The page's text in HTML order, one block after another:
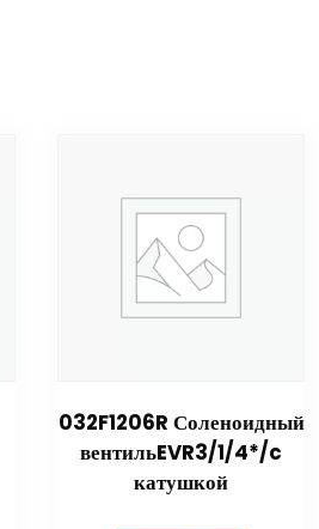
032F1206R Соленоидный
вентильEVR3/1/4*/c
катушкой